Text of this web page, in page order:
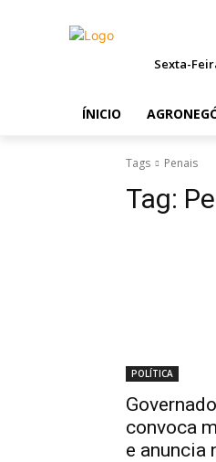
Sexta-
ÍNICIO
Tags Penais
Tag:
POLÍTICA
convoca
e anuncia